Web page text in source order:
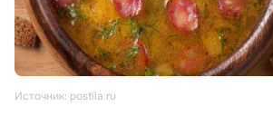
Источник: postila.ru